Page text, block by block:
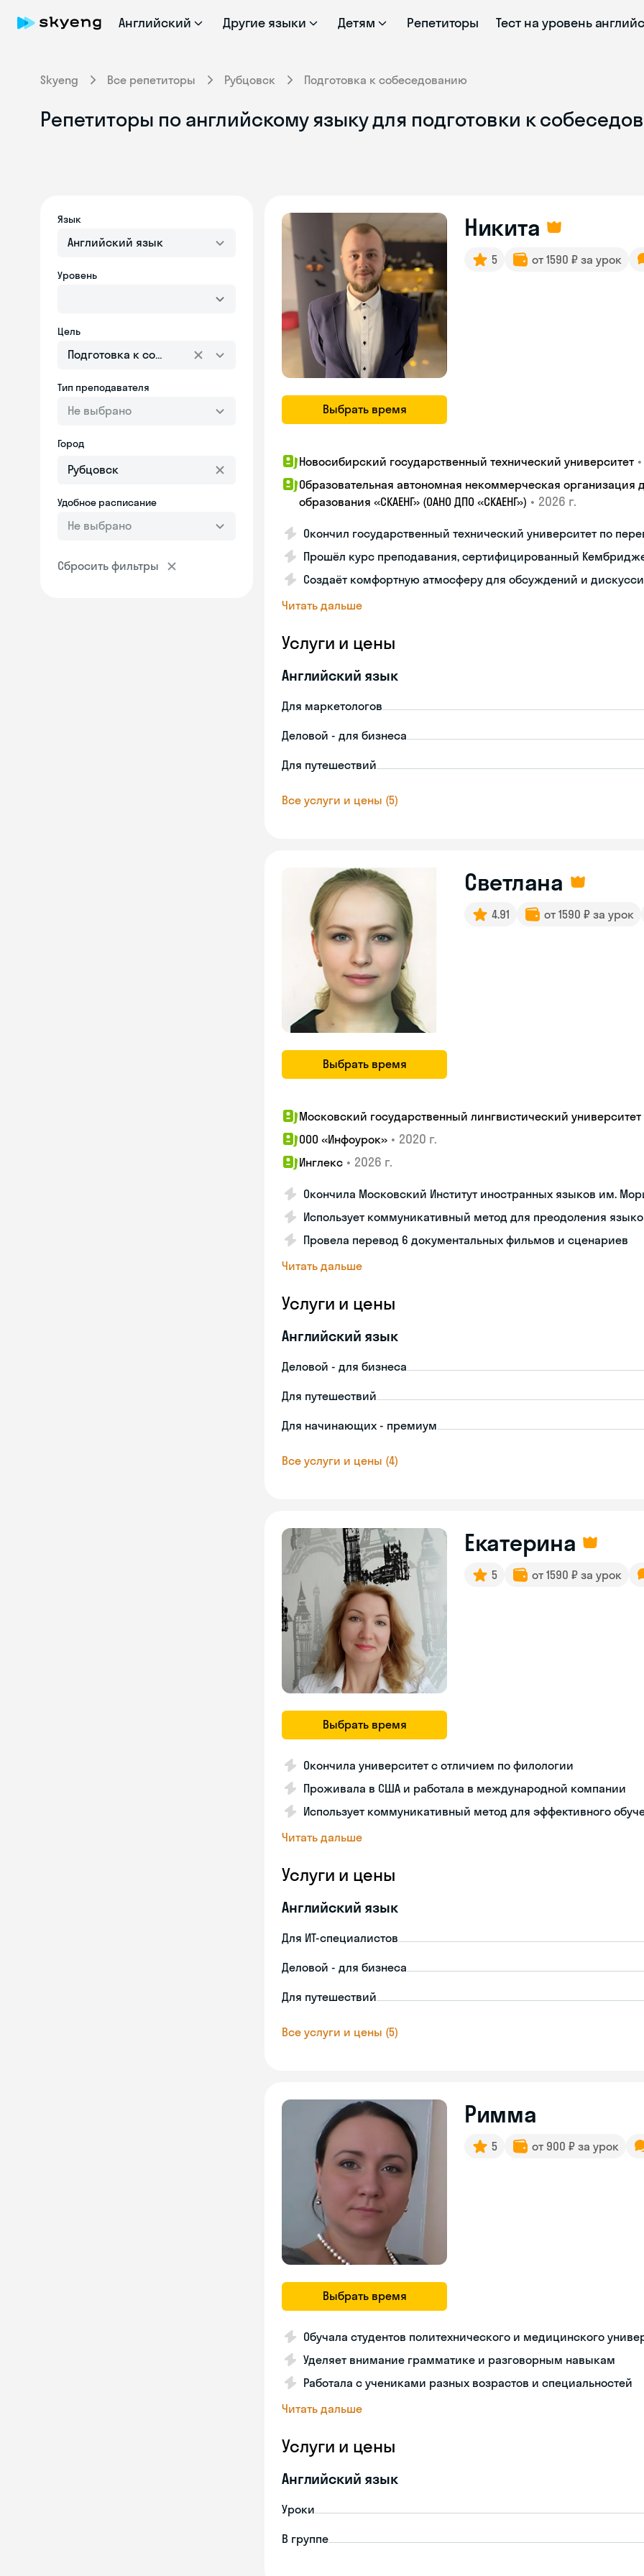
Английский Другие языки Детям Репетиторы Тест на уровень
Skyeng Все репетиторы Рубцовск Подготовка к собеседованию
Репетиторы по английскому языку для подготовки к
Язык
Английский язык
Уровень
Цель
Подготовка к собеседованию
Тип преподавателя
Не выбрано
Город
Удобное расписание
Не выбрано
Сбросить фильтры
Выбрать время
Никита
5 от 1590 ₽ за урок
Новосибирский государственный технический университет •
Образовательная автономная некоммерческая организация
образования «СКАЕНГ» (ОАНО ДПО «СКАЕНГ») • 2026 г.
Окончил государственный технический университет по
Прошёл курс преподавания, сертифицированный
Создаёт комфортную атмосферу для обсуждений и
Читать дальше
Услуги и цены
Английский язык
Для маркетологов
Деловой - для бизнеса
Для путешествий
Все услуги и цены (5)
Выбрать время
Светлана
4.91 от 1590 ₽ за урок
Московский государственный лингвистический университет
ООО «Инфоурок» • 2020 г.
Инглекс • 2026 г.
Окончила Московский Институт иностранных языков им.
Использует коммуникативный метод для преодоления
Провела перевод 6 документальных фильмов и сценариев
Читать дальше
Услуги и цены
Английский язык
Деловой - для бизнеса
Для путешествий
Для начинающих - премиум
Все услуги и цены (4)
Выбрать время
Екатерина
5 от 1590 ₽ за урок
Окончила университет с отличием по филологии
Проживала в США и работала в международной компании
Использует коммуникативный метод для эффективного
Читать дальше
Услуги и цены
Английский язык
Для ИТ-специалистов
Деловой - для бизнеса
Для путешествий
Все услуги и цены (5)
Выбрать время
Римма
5 от 900 ₽ за урок
Обучала студентов политехнического и медицинского
Уделяет внимание грамматике и разговорным навыкам
Работала с учениками разных возрастов и специальностей
Читать дальше
Услуги и цены
Английский язык
Уроки
В группе